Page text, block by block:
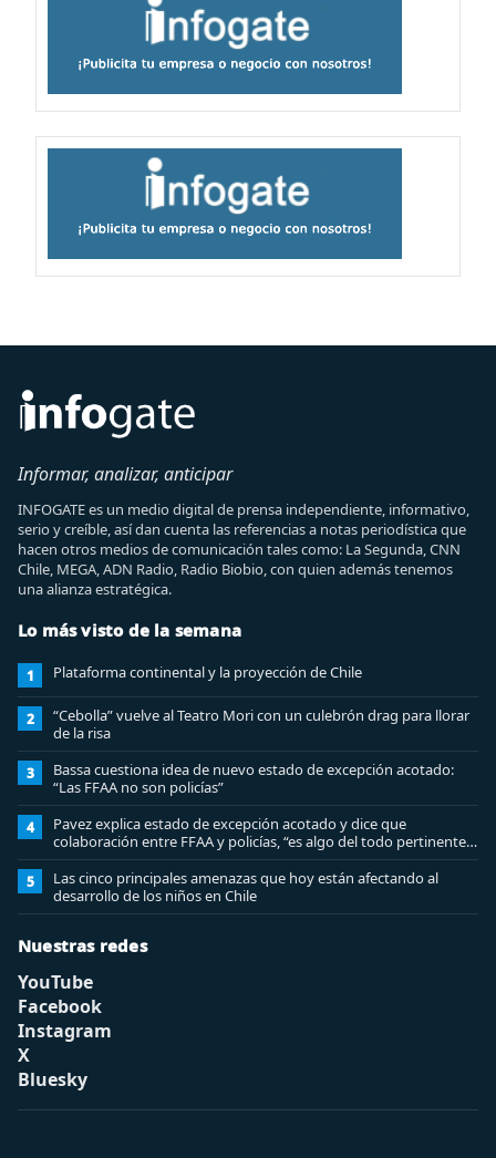
Informar, analizar, anticipar
INFOGATE es un medio digital de prensa independiente, informativo,
serio y creíble, así dan cuenta las referencias a notas periodística que
hacen otros medios de comunicación tales como: La Segunda, CNN
Chile, MEGA, ADN Radio, Radio Biobio, con quien además tenemos
una alianza estratégica.
Lo más visto de la semana
1 Plataforma continental y la proyección de Chile
2
“Cebolla” vuelve al Teatro Mori con un culebrón drag para llorar
de la risa
3
Bassa cuestiona idea de nuevo estado de excepción acotado:
“Las FFAA no son policías”
4
Pavez explica estado de excepción acotado y dice que
colaboración entre FFAA y policías, “es algo del todo pertinente
analizar”
5
Las cinco principales amenazas que hoy están afectando al
desarrollo de los niños en Chile
Nuestras redes
YouTube
Facebook
Instagram
X
Bluesky